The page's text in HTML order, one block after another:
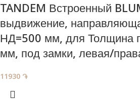
TANDEM Встроенный
выдвижение,
НД=500 мм, для Толщина
мм, под замки, левая/
11930 ֏